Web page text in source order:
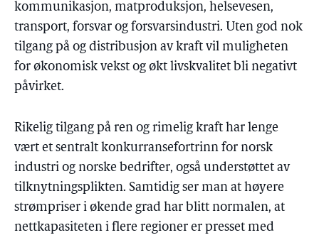
kommunikasjon, matproduksjon, helsevesen,
transport, forsvar og forsvarsindustri. Uten god nok
tilgang på og distribusjon av kraft vil muligheten
for økonomisk vekst og økt livskvalitet bli negativt
påvirket.
Rikelig tilgang på ren og rimelig kraft har lenge
vært et sentralt konkurransefortrinn for norsk
industri og norske bedrifter, også understøttet av
tilknytningsplikten. Samtidig ser man at høyere
strømpriser i økende grad har blitt normalen, at
nettkapasiteten i flere regioner er presset med